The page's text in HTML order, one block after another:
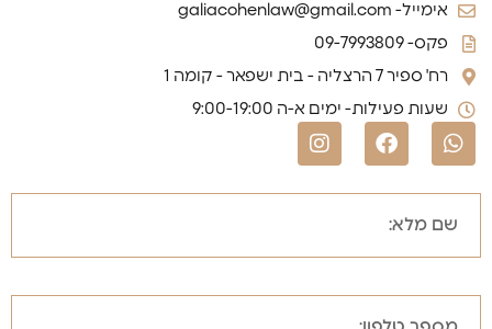
אימייל- galiacohenlaw@gmail.com
פקס- 09-7993809
רח' ספיר 7 הרצליה - בית ישפאר - קומה 1
שעות פעילות- ימים א-ה 9:00-19:00